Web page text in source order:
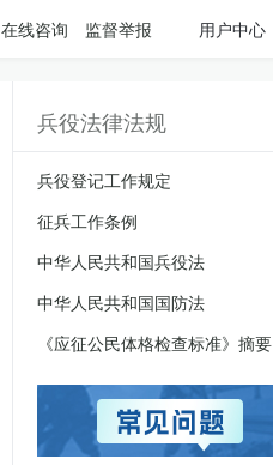
在线咨询 监督举报 用户中心
兵役法律法规
兵役登记工作规定
征兵工作条例
中华人民共和国兵役法
中华人民共和国国防法
《应征公民体格检查标准》摘要